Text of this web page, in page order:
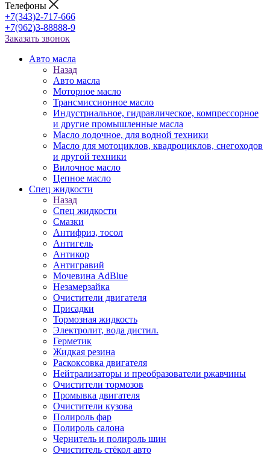
Телефоны
+7(343)2-717-666
+7(962)3-88888-9
Заказать звонок
Авто масла
Назад
Авто масла
Моторное масло
Трансмиссионное масло
Индустриальное, гидравлическое, компрессорное
и другие промышленные масла
Масло лодочное, для водной техники
Масло для мотоциклов, квадроциклов, снегоходов
и другой техники
Вилочное масло
Цепное масло
Спец жидкости
Назад
Спец жидкости
Смазки
Антифриз, тосол
Антигель
Антикор
Антигравий
Мочевина AdBlue
Незамерзайка
Очистители двигателя
Присадки
Тормозная жидкость
Электролит, вода дистил.
Герметик
Жидкая резина
Раскоксовка двигателя
Нейтрализаторы и преобразователи ржавчины
Очистители тормозов
Промывка двигателя
Очистители кузова
Полироль фар
Полироль салона
Чернитель и полироль шин
Очиститель стёкол авто